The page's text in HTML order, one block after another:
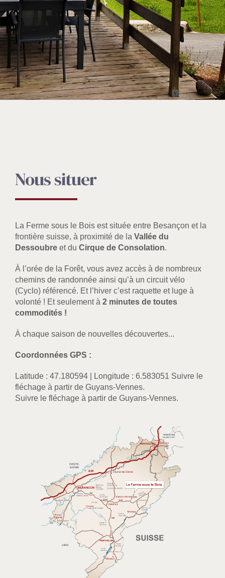
Nous situer
La Ferme sous le Bois est située entre Besançon et la
frontière suisse, à proximité de la Vallée du
Dessoubre et du Cirque de Consolation.
À l’orée de la Forêt, vous avez accès à de nombreux
chemins de randonnée ainsi qu’à un circuit vélo
(Cyclo) référencé. Et l’hiver c’est raquette et luge à
volonté ! Et seulement à 2 minutes de toutes
commodités !
À chaque saison de nouvelles découvertes...
Coordonnées GPS :
Latitude : 47.180594 | Longitude : 6.583051 Suivre le
fléchage à partir de Guyans-Vennes.
Suivre le fléchage à partir de Guyans-Vennes.